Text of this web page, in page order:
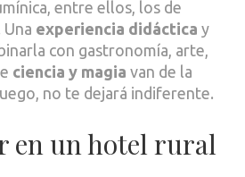
entre ellos, los de
experiencia didáctica y
con gastronomía, arte,
ciencia y magia van de la
no te dejará indiferente.
en un hotel rural